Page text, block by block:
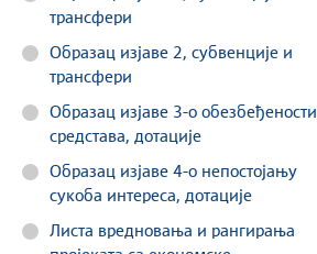
трансфери
Образац изјаве 2, субвенције и
трансфери
Образац изјаве 3-о обезбеђености
средстава, дотације
Образац изјаве 4-о непостојању
сукоба интереса, дотације
Листа вредновања и рангирања